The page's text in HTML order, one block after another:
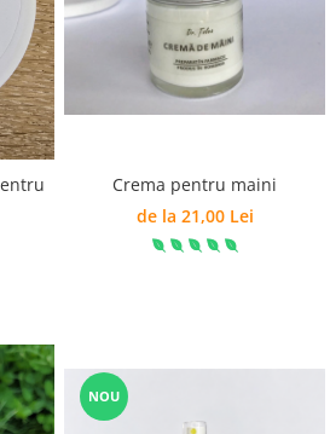
Crema pentru maini
de la 21,00 Lei
NOU